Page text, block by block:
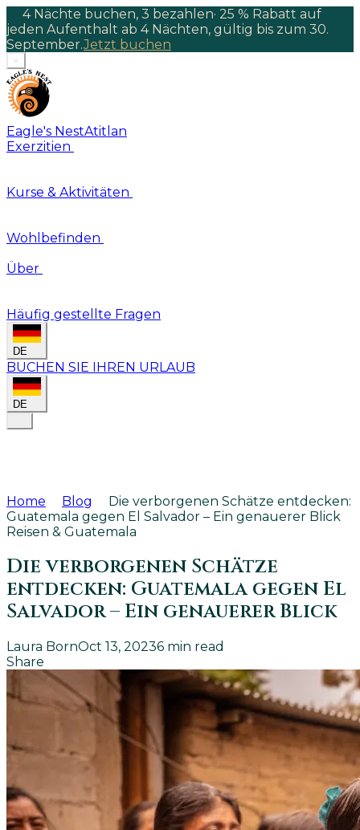
4 Nächte buchen, 3 bezahlen· 25 % Rabatt auf
jeden Aufenthalt ab 4 Nächten, gültig bis zum 30.
September.Jetzt buchen
×
Eagle's NestAtitlan
Exerzitien
Kurse & Aktivitäten
Wohlbefinden
Über
Häufig gestellte Fragen
DE
BUCHEN SIE IHREN URLAUB
DE
Home Blog
Die verborgenen Schätze entdecken:
Guatemala gegen El Salvador – Ein genauerer Blick
Reisen & Guatemala
Die verborgenen Schätze
entdecken: Guatemala gegen El
Salvador – Ein genauerer Blick
Laura BornOct 13, 20236 min read
Share